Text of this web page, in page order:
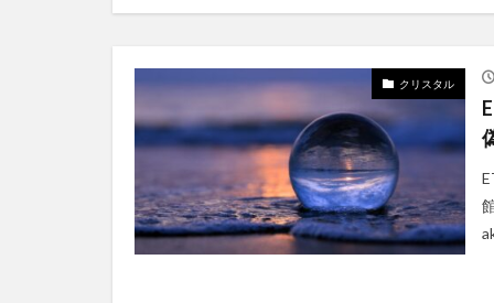
クリスタル